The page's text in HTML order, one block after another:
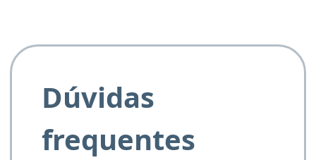
Dúvidas
frequentes